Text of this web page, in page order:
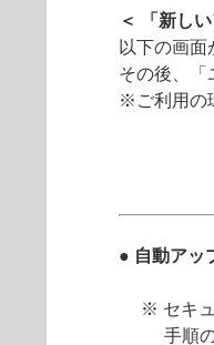
＜ 「新し
以下の画
その後、「
※ご利用の
● 自動アッ
※ セキ
手順